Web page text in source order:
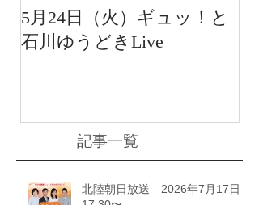
5月24日（火）ギュッ！と
石川ゆうどきLive
記事一覧
北陸朝日放送 2026年7月17日